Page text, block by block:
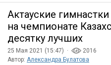
Актауские
на чемпионате
десятку лучших
25 Мая 2021 (15:47) ·
2016
Автор: Александра Булатова